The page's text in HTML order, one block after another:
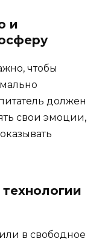
и
чтобы
должен
свои эмоции,
в свободное